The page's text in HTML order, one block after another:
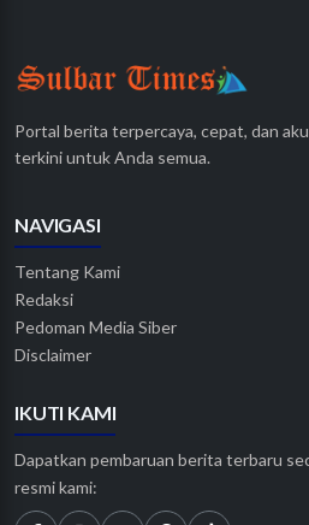
Portal berita terpercaya, cepat, dan
terkini untuk Anda semua.
NAVIGASI
Tentang Kami
Redaksi
Pedoman Media Siber
Disclaimer
IKUTI KAMI
Dapatkan pembaruan berita terbaru
resmi kami: